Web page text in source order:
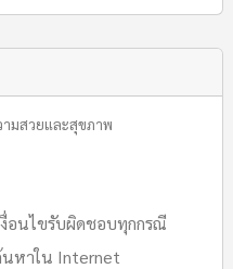
ามสวยและสุขภาพ
อนไขรับผิดชอบทุกกรณี
หาใน Internet